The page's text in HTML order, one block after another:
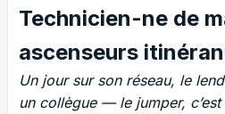
Technicien-ne de
ascenseurs
Un jour sur son réseau, le
un collègue — le jumper,